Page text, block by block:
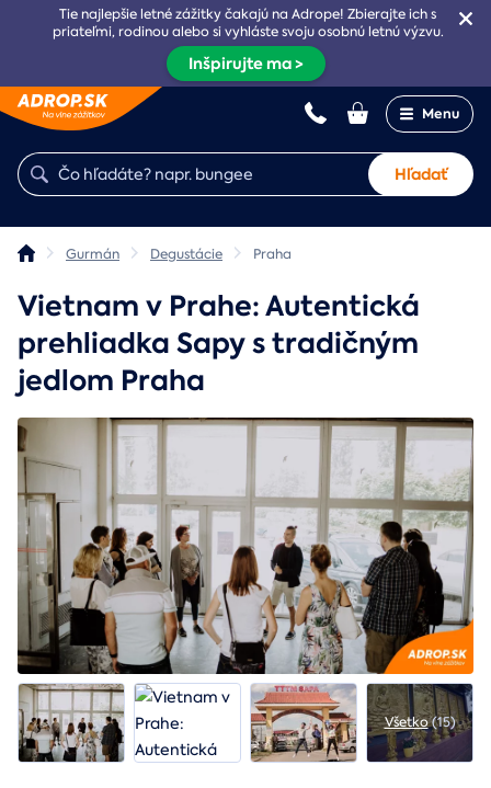
Tie najlepšie letné zážitky čakajú na Adrope! Zbierajte ich s
priateľmi, rodinou alebo si vyhláste svoju osobnú letnú výzvu.
Inšpirujte ma >
Menu
Hľadať
Gurmán Degustácie Praha
Vietnam v Prahe: Autentická
prehliadka Sapy s tradičným
jedlom Praha
Všetko(15)